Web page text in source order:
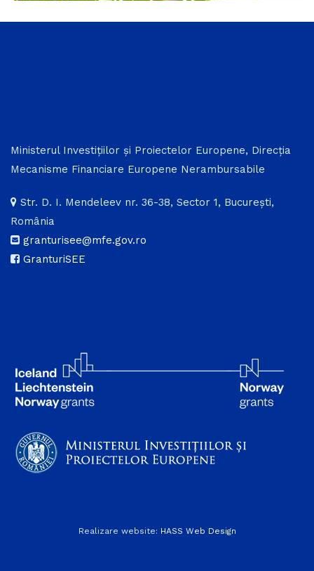
Ministerul Investițiilor și Proiectelor Europene, Direcția
Mecanisme Financiare Europene Nerambursabile
Str. D. I. Mendeleev nr. 36-38, Sector 1, București,
România
granturisee@mfe.gov.ro
GranturiSEE
Realizare website: HASS Web Design